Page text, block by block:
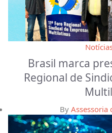
Brasil marca
Regional de
By Assessoria